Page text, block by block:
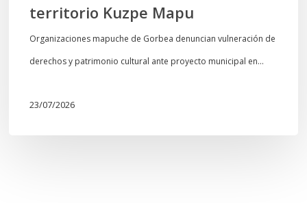
territorio Kuzpe Mapu
Organizaciones mapuche de Gorbea denuncian vulneración de
derechos y patrimonio cultural ante proyecto municipal en…
23/07/2026